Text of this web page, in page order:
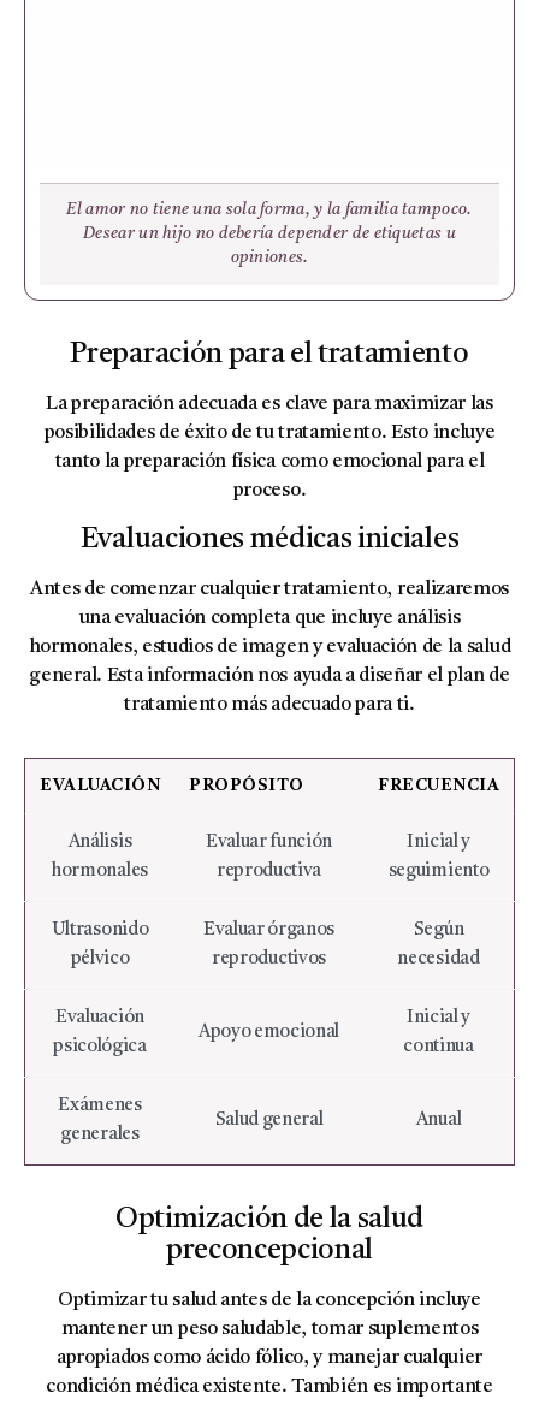
El amor no tiene una sola forma, y la familia tampoco.
Desear un hijo no debería depender de etiquetas u
opiniones.
Preparación para el tratamiento
La preparación adecuada es clave para maximizar las
posibilidades de éxito de tu tratamiento. Esto incluye
tanto la preparación física como emocional para el
proceso.
Evaluaciones médicas iniciales
Antes de comenzar cualquier tratamiento, realizaremos
una evaluación completa que incluye análisis
hormonales, estudios de imagen y evaluación de la salud
general. Esta información nos ayuda a diseñar el plan de
tratamiento más adecuado para ti.
EVALUACIÓN PROPÓSITO FRECUENCIA
Análisis
hormonales
Evaluar función
reproductiva
Inicial y
seguimiento
Ultrasonido
pélvico
Evaluar órganos
reproductivos
Según
necesidad
Evaluación
psicológica
Apoyo emocional
Inicial y
continua
Exámenes
generales
Salud general Anual
Optimización de la salud
preconcepcional
Optimizar tu salud antes de la concepción incluye
mantener un peso saludable, tomar suplementos
apropiados como ácido fólico, y manejar cualquier
condición médica existente. También es importante